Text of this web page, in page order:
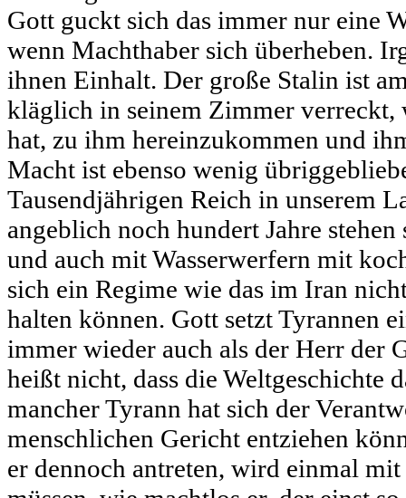
Gott guckt sich das immer nur eine
wenn Machthaber sich überheben.
ihnen Einhalt. Der große Stalin ist
kläglich in seinem Zimmer verreckt,
hat, zu ihm hereinzukommen und
Macht ist ebenso wenig
Tausendjährigen Reich in unserem
angeblich noch hundert Jahre
und auch mit Wasserwerfern mit
sich ein Regime wie das im Iran
halten können. Gott setzt Tyrannen
immer wieder auch als der Herr der
heißt nicht, dass die Weltgeschichte
mancher Tyrann hat sich der
menschlichen Gericht entziehen
er dennoch antreten, wird einmal